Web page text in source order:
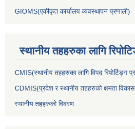
GIOMS(एकीकृत कार्यालय व्यवस्थापन प्रणाली)
स्थानीय तहहरुका लागि
CMIS(स्थानीय तहहरुका लागि विपद रिपोर्टिङ्ग
CDMIS(प्रदेश र स्थानीय तहहरुको क्षमता
स्थानीय तहहरुको विवरण